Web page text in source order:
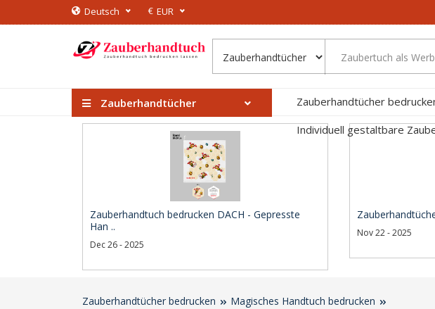
Deutsch € EUR
Zauberhandtücher Zauberhandtücher
Individuell gestaltbare
Zauberhandtuch bedrucken DACH - Gepresste
Han ..
Dec 26 - 2025
Nov 22 - 2025
Zauberhandtücher bedrucken
Magisches Handtuch bedrucken